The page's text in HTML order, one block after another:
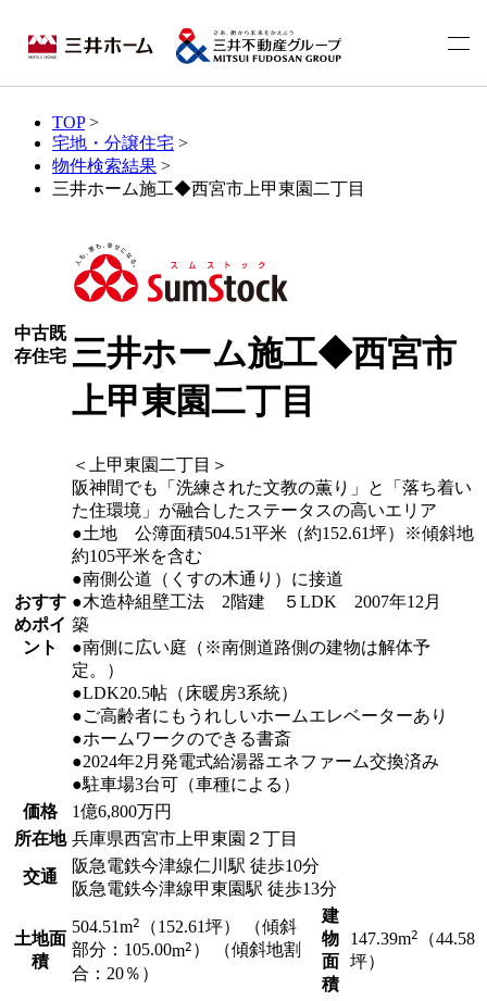
TOP>
宅地・分譲住宅 >
物件検索結果 >
三井ホーム施工◆西宮市上甲東園二丁目
中古既
存住宅 三井ホーム施工◆西宮市
上甲東園二丁目
おすす
めポイ
ント
＜上甲東園二丁目＞
阪神間でも「洗練された文教の薫り」と「落ち着い
た住環境」が融合したステータスの高いエリア
●土地 公簿面積504.51平米（約152.61坪）※傾斜地
約105平米を含む
●南側公道（くすの木通り）に接道
●木造枠組壁工法 2階建 ５LDK 2007年12月
築
●南側に広い庭（※南側道路側の建物は解体予
定。）
●LDK20.5帖（床暖房3系統）
●ご高齢者にもうれしいホームエレベーターあり
●ホームワークのできる書斎
●2024年2月発電式給湯器エネファーム交換済み
●駐車場3台可（車種による）
価格
1億6,800万円
所在地 兵庫県西宮市上甲東園２丁目
交通
阪急電鉄今津線仁川駅 徒歩10分
阪急電鉄今津線甲東園駅 徒歩13分
土地面
積
504.51m2 （152.61坪）
（傾斜
部分：105.00m2 ） （傾斜地割
合：20％）
建
物
面
積
147.39m2
（44.58
坪）